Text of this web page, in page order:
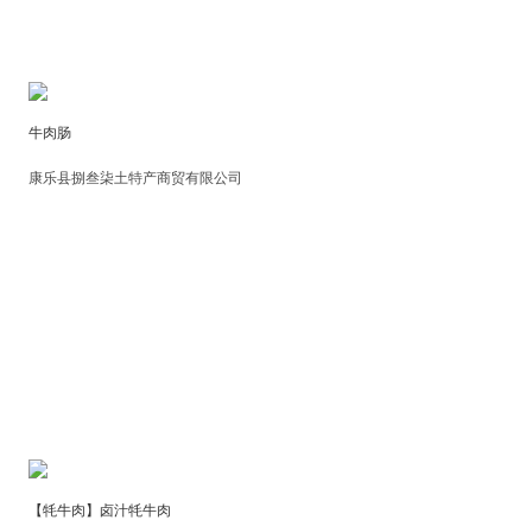
牛肉肠
康乐县捌叁柒土特产商贸有限公司
【牦牛肉】卤汁牦牛肉